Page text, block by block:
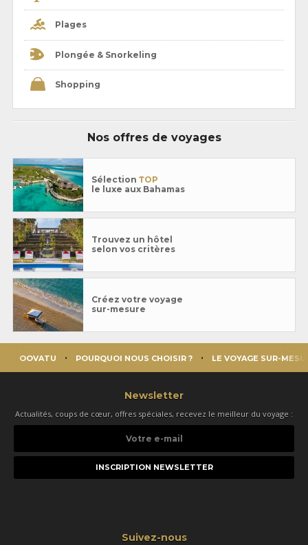
Plages
Plongée & Snorkeling
Shopping
Nos offres de voyages
Sélection TOP
le luxe aux Bahamas
Trouvez un hôtel
selon vos critères
Créez votre voyage
sur-mesure
OOVATU POURQUOI NOUS CHOISIR ? LE VOYAGE SUR-
Newsletter
Actualités, coups de cœur, offres spéciales, recevez le meilleur du voyage :
e-
Suivez-nous